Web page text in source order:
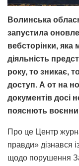
Волинська
запустила
вебсторінки, яка
діяльність
року, то зникає,
доступ. А от на
документів досі
пояснють
Про це Центр
правди» дізнався
щодо порушення